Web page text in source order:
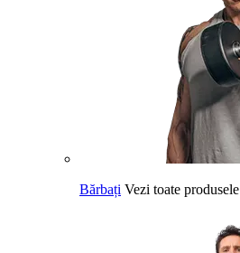
Bărbați Vezi toate produsele